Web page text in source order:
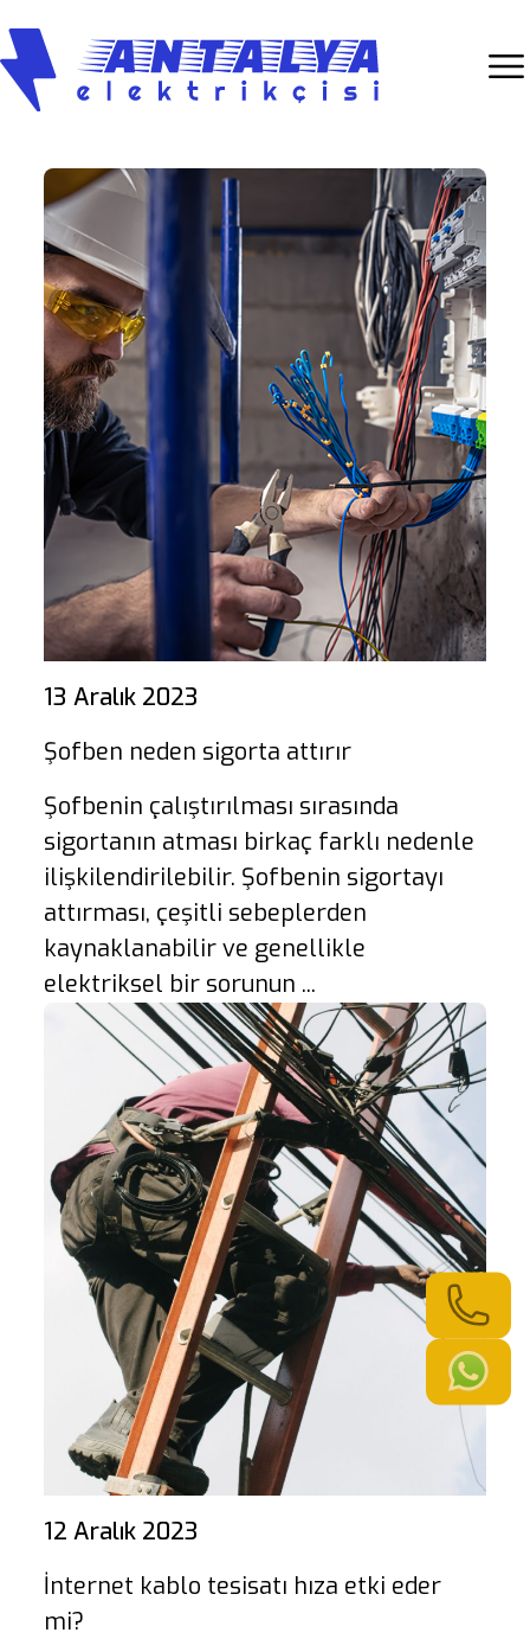
13 Aralık 2023
Şofben neden sigorta attırır
Şofbenin çalıştırılması sırasında
sigortanın atması birkaç farklı nedenle
ilişkilendirilebilir. Şofbenin sigortayı
attırması, çeşitli sebeplerden
kaynaklanabilir ve genellikle
elektriksel bir sorunun ...
12 Aralık 2023
İnternet kablo tesisatı hıza etki eder
mi?